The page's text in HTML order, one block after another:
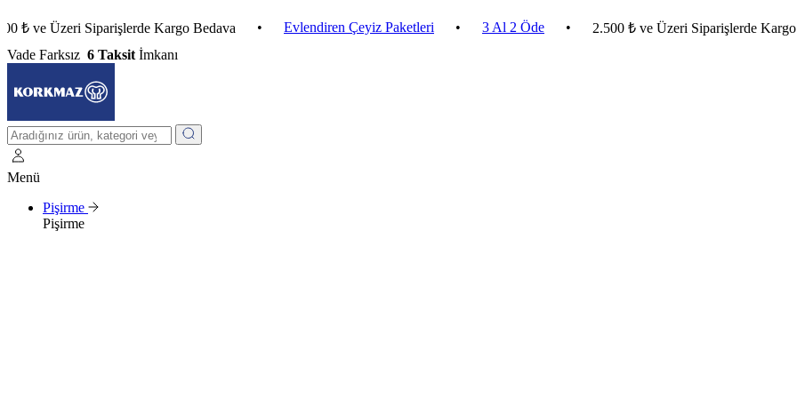
Üzeri Siparişlerde Kargo Bedava • Evlendiren Çeyiz Paketleri • 3 Al 2 Öde • 2.500 ₺ ve Üzeri Siparişlerde Kargo Bedava
Vade Farksız 6 Taksit İmkanı
Menü
Pişirme
Pişirme